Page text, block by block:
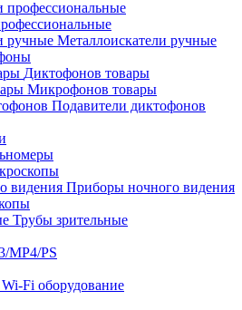
Металлоискатели ручные
Диктофонов товары
Микрофонов товары
Подавители диктофонов
Приборы ночного видения
Трубы зрительные
MP4/PS
Fi оборудование